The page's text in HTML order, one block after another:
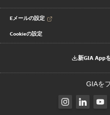
Eメールの設定
Cookieの設定
新GIA App
GIAを